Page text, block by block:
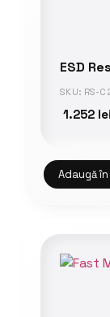
ESD
SKU: RS-
1.252 lei
Adaugă